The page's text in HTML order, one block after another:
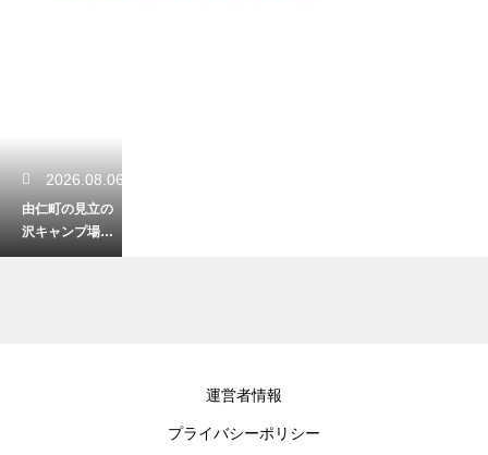
2026.08.06
由仁町の見立の
沢キャンプ場ラ
フテルへ！大自
運営者情報
プライバシーポリシー